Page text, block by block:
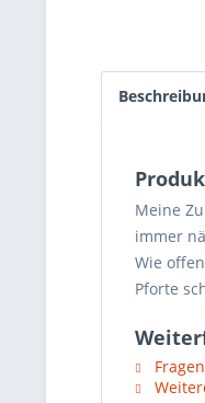
Meine
immer
Wie
Pforte